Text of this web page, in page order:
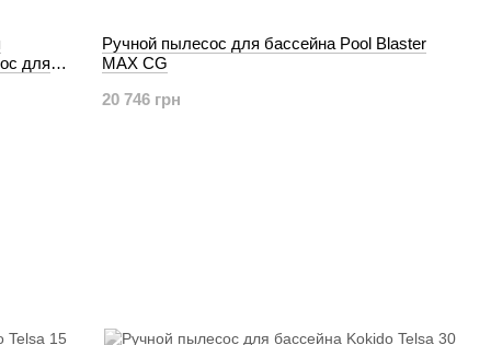
для
Ручной пылесос для бассейна Pool Blaster
MAX CG
20 746 грн